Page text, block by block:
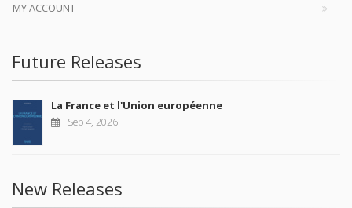
MY ACCOUNT
Future Releases
La France et l'Union européenne
Sep 4, 2026
New Releases